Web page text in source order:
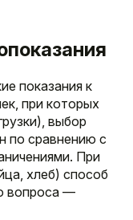
показания к
при которых
выбор
по сравнению с
При
хлеб) способ
вопроса —